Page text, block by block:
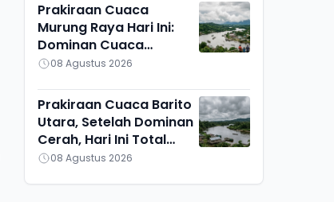
Prakiraan Cuaca
Murung Raya Hari Ini:
Dominan Cuaca
Berawan, Suhu Udara
08 Agustus 2026
Prakiraan Cuaca Barito
Utara, Setelah Dominan
Cerah, Hari Ini Total
Berawan, Suhu Udara
08 Agustus 2026